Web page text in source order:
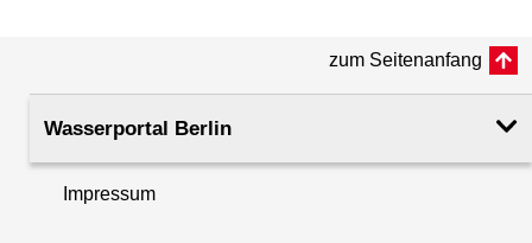
zum Seitenanfang
Wasserportal Berlin
Impressum